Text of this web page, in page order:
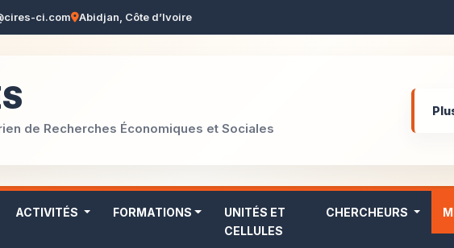
ci.com Abidjan, Côte d’Ivoire
de Recherches Économiques et Sociales
ACTIVITÉS FORMATIONS
UNITÉS ET
CELLULES
CHERCHEURS